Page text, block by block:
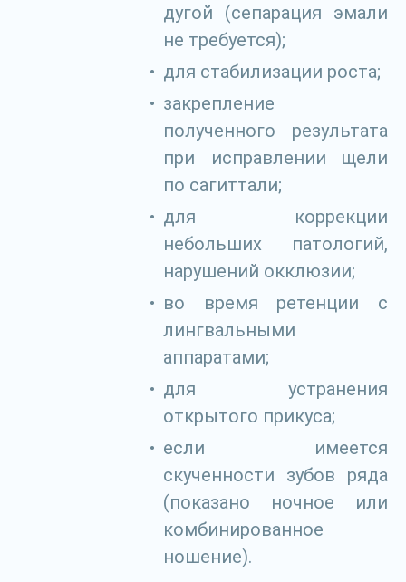
дугой (сепарация эмали
не требуется);
для стабилизации роста;
закрепление
полученного результата
при исправлении щели
по сагиттали;
для коррекции
небольших патологий,
нарушений окклюзии;
во время ретенции с
лингвальными
аппаратами;
для устранения
открытого прикуса;
если имеется
скученности зубов ряда
(показано ночное или
комбинированное
ношение).